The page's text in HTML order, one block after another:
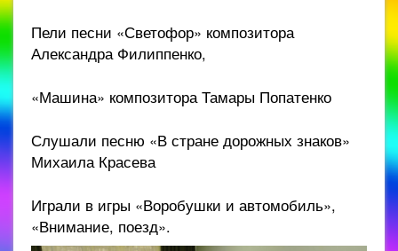
Пели песни «Светофор» композитора
Александра Филиппенко,
«Машина» композитора Тамары Попатенко
Слушали песню «В стране дорожных знаков»
Михаила Красева
Играли в игры «Воробушки и автомобиль»,
«Внимание, поезд».